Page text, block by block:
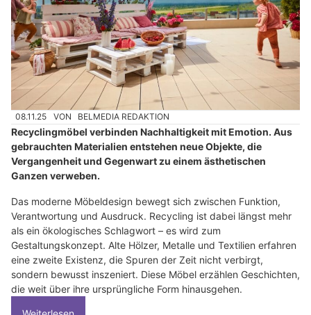
08.11.25 VON BELMEDIA REDAKTION
Recyclingmöbel verbinden Nachhaltigkeit mit Emotion. Aus
gebrauchten Materialien entstehen neue Objekte, die
Vergangenheit und Gegenwart zu einem ästhetischen
Ganzen verweben.
Das moderne Möbeldesign bewegt sich zwischen Funktion,
Verantwortung und Ausdruck. Recycling ist dabei längst mehr
als ein ökologisches Schlagwort – es wird zum
Gestaltungskonzept. Alte Hölzer, Metalle und Textilien erfahren
eine zweite Existenz, die Spuren der Zeit nicht verbirgt,
sondern bewusst inszeniert. Diese Möbel erzählen Geschichten,
die weit über ihre ursprüngliche Form hinausgehen.